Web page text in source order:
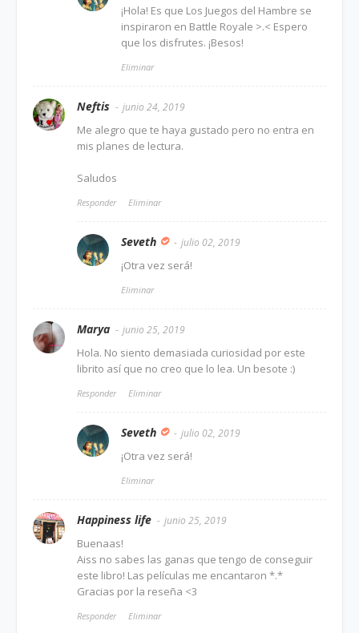
¡Hola! Es que Los Juegos del Hambre se
inspiraron en Battle Royale >.< Espero
que los disfrutes. ¡Besos!
Eliminar
Neftis junio 24, 2019
Me alegro que te haya gustado pero no entra en
mis planes de lectura.
Saludos
Responder Eliminar
Seveth julio 02, 2019
¡Otra vez será!
Eliminar
Marya junio 25, 2019
Hola. No siento demasiada curiosidad por este
librito así que no creo que lo lea. Un besote :)
Responder Eliminar
Seveth julio 02, 2019
¡Otra vez será!
Eliminar
Happiness life junio 25, 2019
Buenaas!
Aiss no sabes las ganas que tengo de conseguir
este libro! Las películas me encantaron *.*
Gracias por la reseña <3
Responder Eliminar